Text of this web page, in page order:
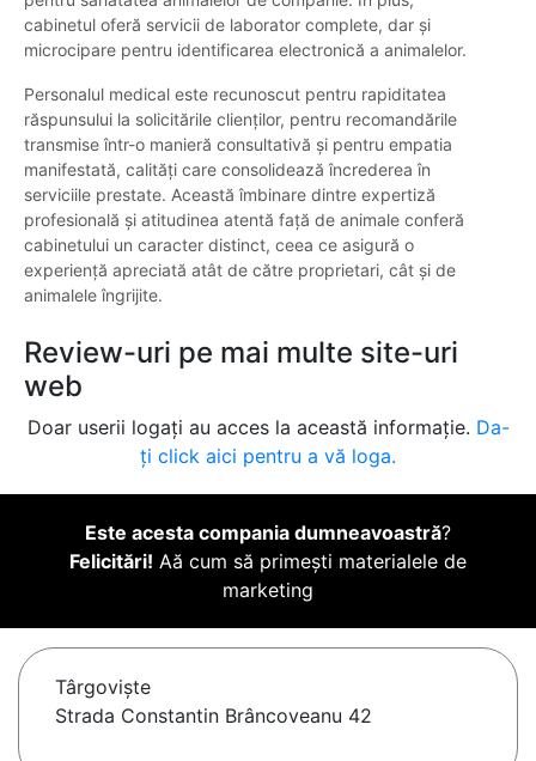
cabinetul oferă servicii de laborator complete, dar și
microcipare pentru identificarea electronică a animalelor.
Personalul medical este recunoscut pentru rapiditatea
răspunsului la solicitările clienților, pentru recomandările
transmise într-o manieră consultativă și pentru empatia
manifestată, calități care consolidează încrederea în
serviciile prestate. Această îmbinare dintre expertiză
profesională și atitudinea atentă față de animale conferă
cabinetului un caracter distinct, ceea ce asigură o
experiență apreciată atât de către proprietari, cât și de
animalele îngrijite.
Review-uri pe mai multe site-uri
web
Doar userii logați au acces la această informație. Da-
ți click aici pentru a vă loga.
Este acesta compania dumneavoastră?
Felicitări! Aă cum să primești materialele de
marketing
Târgovişte
Strada Constantin Brâncoveanu 42